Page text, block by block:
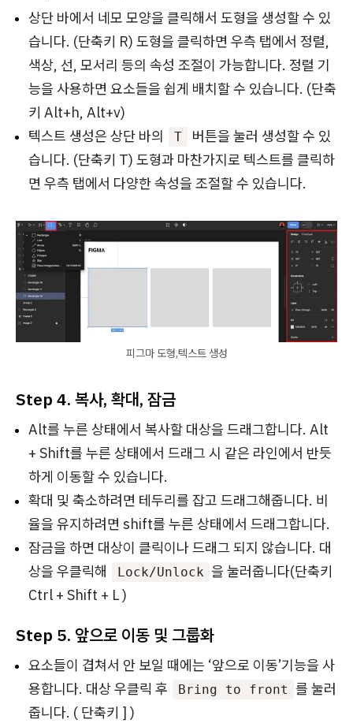
상단 바에서 네모 모양을 클릭해서 도형을 생성할 수 있
습니다. (단축키 R) 도형을 클릭하면 우측 탭에서 정렬,
색상, 선, 모서리 등의 속성 조절이 가능합니다. 정렬 기
능을 사용하면 요소들을 쉽게 배치할 수 있습니다. (단축
키 Alt+h, Alt+v)
텍스트 생성은 상단 바의
T
버튼을 눌러 생성할 수 있
습니다. (단축키 T) 도형과 마찬가지로 텍스트를 클릭하
면 우측 탭에서 다양한 속성을 조절할 수 있습니다.
피그마 도형,텍스트 생성
Step 4. 복사, 확대, 잠금
Alt를 누른 상태에서 복사할 대상을 드래그합니다. Alt
+ Shift를 누른 상태에서 드래그 시 같은 라인에서 반듯
하게 이동할 수 있습니다.
확대 및 축소하려면 테두리를 잡고 드래그해줍니다. 비
율을 유지하려면 shift를 누른 상태에서 드래그합니다.
잠금을 하면 대상이 클릭이나 드래그 되지 않습니다. 대
상을 우클릭해
Lock/Unlock 을 눌러줍니다(단축키
Ctrl + Shift + L )
Step 5. 앞으로 이동 및 그룹화
요소들이 겹쳐서 안 보일 때에는 ‘앞으로 이동’기능을 사
용합니다. 대상 우클릭 후
Bring to front 를 눌러
줍니다. ( 단축키 ] )